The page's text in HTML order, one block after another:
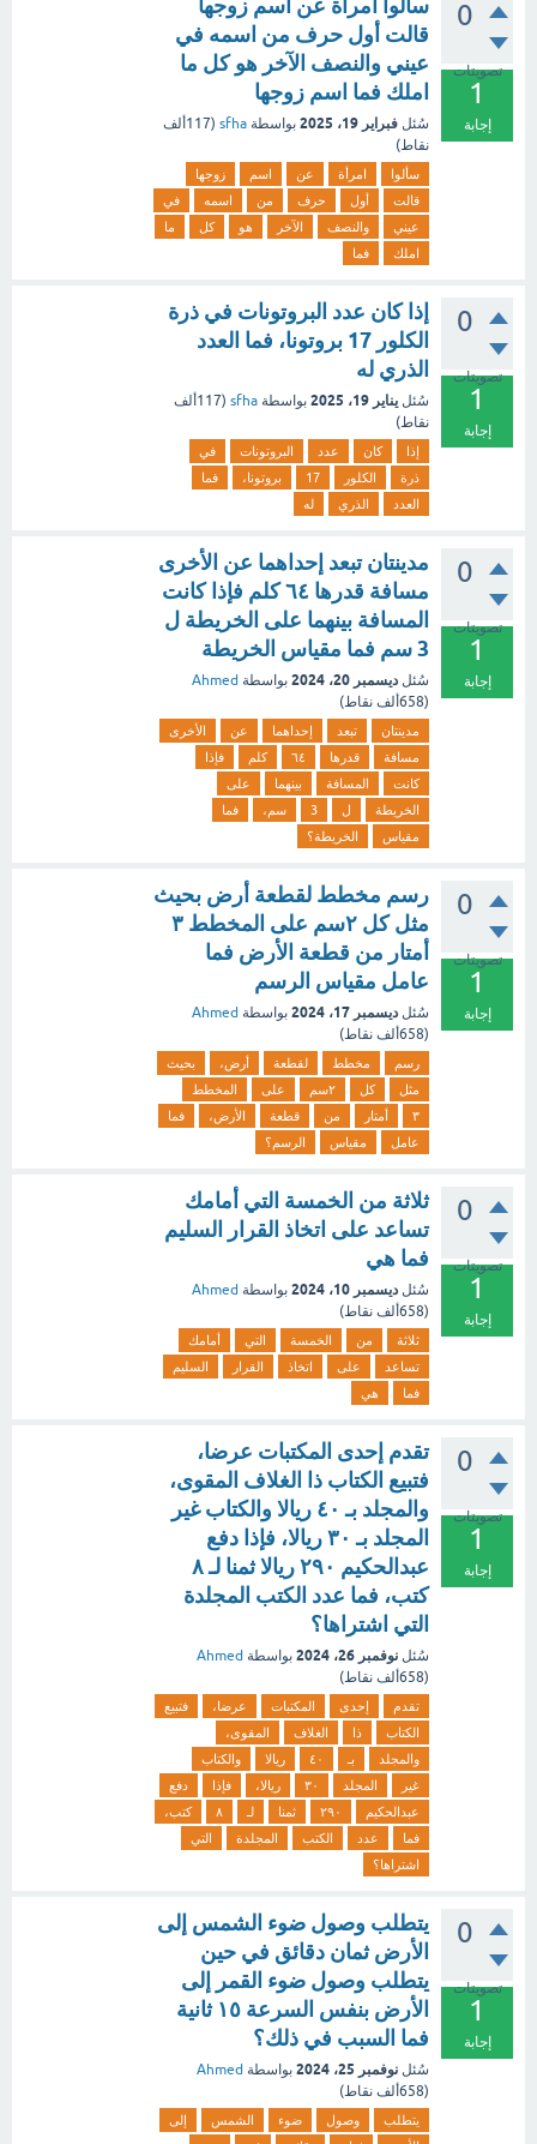
0
تصويتات
1
إجابة
سألوا امرأة عن اسم زوجها
قالت أول حرف من اسمه في
عيني والنصف الآخر هو كل ما
املك فما اسم زوجها
سُئل فبراير 19، 2025 بواسطة sfha
(117ألف
نقاط)
سألوا امرأة عن اسم
زوجها
قالت
أول حرف من اسمه
في
عيني
والنصف الآخر هو كل
ما
املك
فما
0
تصويتات
1
إجابة
إذا كان عدد البروتونات في ذرة
الكلور 17 بروتونا، فما العدد
الذري له
سُئل يناير 19، 2025 بواسطة sfha
(117ألف
نقاط)
إذا كان عدد البروتونات
في
ذرة
الكلور 17 بروتونا،
فما
العدد
الذري له
0
تصويتات
1
إجابة
مدينتان تبعد إحداهما عن الأخرى
مسافة قدرها ٦٤ كلم فإذا كانت
المسافة بينهما على الخريطة ل
3 سم فما مقياس الخريطة
سُئل ديسمبر 20، 2024 بواسطة Ahmed
(658ألف نقاط)
مدينتان تبعد إحداهما عن
الأخرى
مسافة
قدرها ٦٤ كلم
فإذا
كانت
المسافة بينهما
على
الخريطة
ل 3 سم،
فما
مقياس
الخريطة؟
0
تصويتات
1
إجابة
رسم مخطط لقطعة أرض بحيث
مثل كل ٢سم على المخطط ٣
أمتار من قطعة الأرض فما
عامل مقياس الرسم
سُئل ديسمبر 17، 2024 بواسطة Ahmed
(658ألف نقاط)
رسم مخطط لقطعة أرض،
بحيث
مثل
كل ٢سم على
المخطط
٣
أمتار من قطعة الأرض،
فما
عامل
مقياس الرسم؟
0
تصويتات
1
إجابة
ثلاثة من الخمسة التي أمامك
تساعد على اتخاذ القرار السليم
فما هي
سُئل ديسمبر 10، 2024 بواسطة Ahmed
(658ألف نقاط)
ثلاثة من الخمسة التي
أمامك
تساعد
على اتخاذ القرار
السليم
فما
هي
0
تصويتات
1
إجابة
تقدم إحدى المكتبات عرضا،
فتبيع الكتاب ذا الغلاف المقوى،
والمجلد بـ ٤٠ ريالا والكتاب غير
المجلد بـ ٣٠ ريالا، فإذا دفع
عبدالحكيم ٢٩٠ ريالا ثمنا لـ ٨
كتب، فما عدد الكتب المجلدة
التي اشتراها؟
سُئل نوفمبر 26، 2024 بواسطة Ahmed
(658ألف نقاط)
تقدم إحدى المكتبات عرضا،
فتبيع
الكتاب
ذا الغلاف
المقوى،
والمجلد
بـ ٤٠ ريالا
والكتاب
غير
المجلد ٣٠ ريالا، فإذا
دفع
عبدالحكيم
٢٩٠ ثمنا لـ ٨
كتب،
فما
عدد الكتب المجلدة
التي
اشتراها؟
0
تصويتات
1
إجابة
یتطلب وصول ضوء الشمس إلى
الأرض ثمان دقائق في حین
یتطلب وصول ضوء القمر إلى
الأرض بنفس السرعة ١٥ ثانیة
فما السبب في ذلك؟
سُئل نوفمبر 25، 2024 بواسطة Ahmed
(658ألف نقاط)
یتطلب وصول ضوء الشمس
إلى